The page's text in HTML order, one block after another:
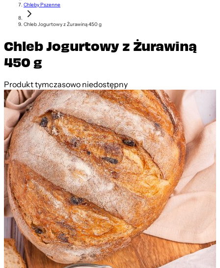
Chleby Pszenne
Chleb Jogurtowy z Żurawiną 450 g
Chleb Jogurtowy z Żurawiną
450 g
Produkt tymczasowo niedostępny